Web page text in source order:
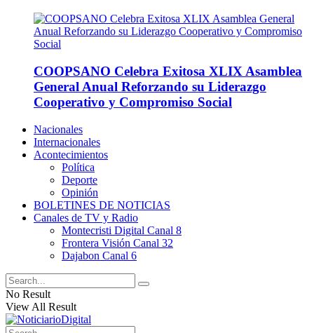
COOPSANO Celebra Exitosa XLIX Asamblea
General Anual Reforzando su Liderazgo
Cooperativo y Compromiso Social
Nacionales
Internacionales
Acontecimientos
Política
Deporte
Opinión
BOLETINES DE NOTICIAS
Canales de TV y Radio
Montecristi Digital Canal 8
Frontera Visión Canal 32
Dajabon Canal 6
No Result
View All Result